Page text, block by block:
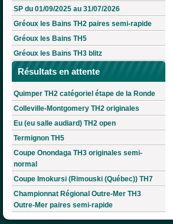
SP du 01/09/2025 au 31/07/2026
Gréoux les Bains TH2 paires semi-rapide
Gréoux les Bains TH5
Gréoux les Bains TH3 blitz
Résultats en attente
Quimper TH2 catégoriel étape de la Ronde
Colleville-Montgomery TH2 originales
Eu (eu salle audiard) TH2 open
Termignon TH5
Coupe Onondaga TH3 originales semi-
normal
Coupe Imokursi (Rimouski (Québec)) TH7
Championnat Régional Outre-Mer TH3
Outre-Mer paires semi-rapide